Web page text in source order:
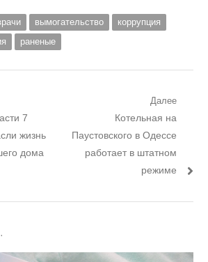
вымогательство
коррупция
раненые
7
жизнь
дома
Далее
Следующий
пост:
Котельная на
Паустовского в Одессе
работает в штатном
режиме